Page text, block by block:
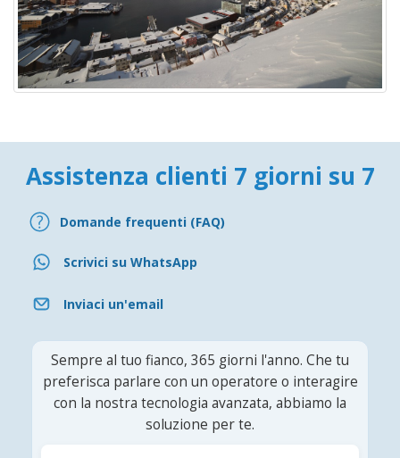
Assistenza clienti 7 giorni su 7
Domande frequenti (FAQ)
Scrivici su WhatsApp
Inviaci un'email
Sempre al tuo fianco, 365 giorni l'anno. Che tu
preferisca parlare con un operatore o interagire
con la nostra tecnologia avanzata, abbiamo la
soluzione per te.